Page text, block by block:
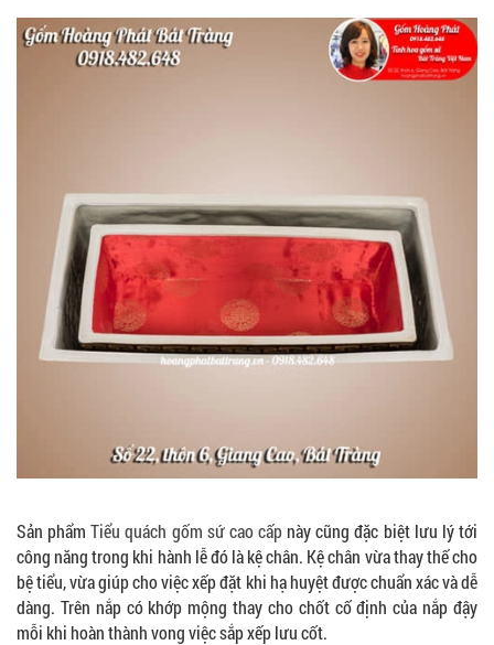
Sản phẩmTiểu quách gốm sứ cao cấp này cũng đặc biệt lưu lý tới
công năng trong khi hành lễ đó là kệ chân. Kệ chân vừa thay thế cho
bệ tiểu, vừa giúp cho việc xếp đặt khi hạ huyệt được chuẩn xác và dễ
dàng. Trên nắp có khớp mộng thay cho chốt cố định của nắp đậy
mỗi khi hoàn thành vong việc sắp xếp lưu cốt.